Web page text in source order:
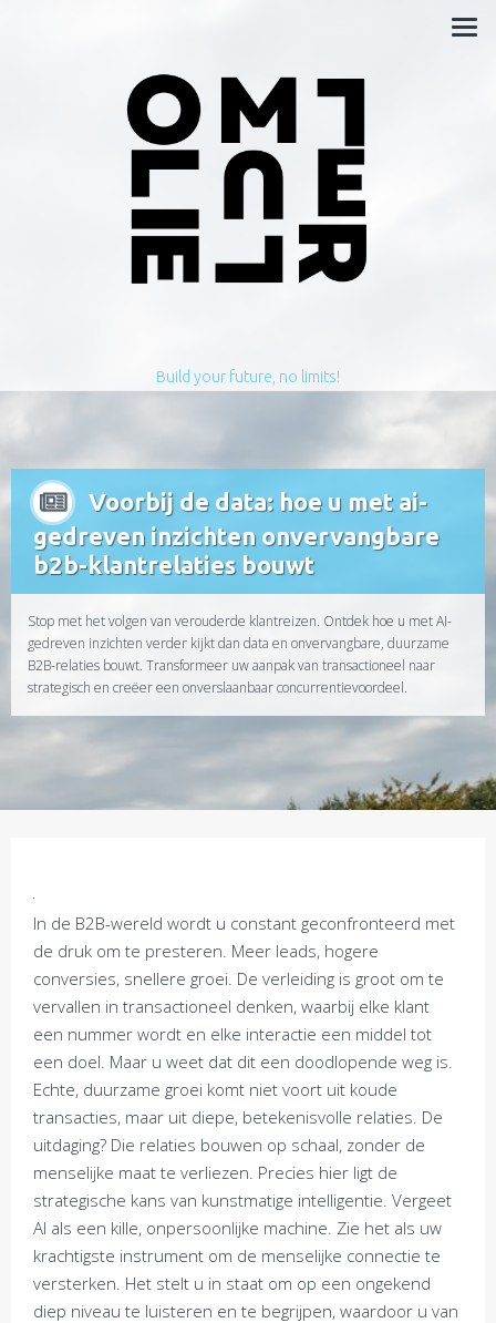
Build your future, no limits!
Voorbij de data: hoe u met ai-
gedreven inzichten onvervangbare
b2b-klantrelaties bouwt
Stop met het volgen van verouderde klantreizen. Ontdek hoe u met AI-
gedreven inzichten verder kijkt dan data en onvervangbare, duurzame
B2B-relaties bouwt. Transformeer uw aanpak van transactioneel naar
strategisch en creëer een onverslaanbaar concurrentievoordeel.
In de B2B-wereld wordt u constant geconfronteerd met
de druk om te presteren. Meer leads, hogere
conversies, snellere groei. De verleiding is groot om te
vervallen in transactioneel denken, waarbij elke klant
een nummer wordt en elke interactie een middel tot
een doel. Maar u weet dat dit een doodlopende weg is.
Echte, duurzame groei komt niet voort uit koude
transacties, maar uit diepe, betekenisvolle relaties. De
uitdaging? Die relaties bouwen op schaal, zonder de
menselijke maat te verliezen. Precies hier ligt de
strategische kans van kunstmatige intelligentie. Vergeet
AI als een kille, onpersoonlijke machine. Zie het als uw
krachtigste instrument om de menselijke connectie te
versterken. Het stelt u in staat om op een ongekend
diep niveau te luisteren en te begrijpen, waardoor u van